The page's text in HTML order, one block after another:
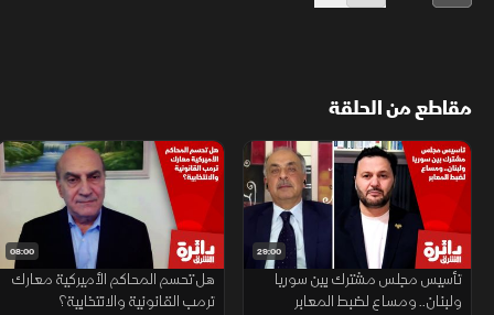
مقاطع من الحلقة
29:00
تأسيس مجلس مشترك بين سوريا
ولبنان.. ومساع لضبط المعابر
08:00
هل تحسم المحاكم الأميركية معارك
ترمب القانونية والانتخابية؟